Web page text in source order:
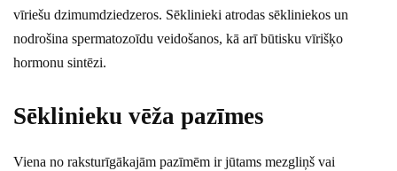
vīriešu dzimumdziedzeros. Sēklinieki atrodas sēkliniekos un
nodrošina spermatozoīdu veidošanos, kā arī būtisku vīrišķo
hormonu sintēzi.
Sēklinieku vēža pazīmes
Viena no raksturīgākajām pazīmēm ir jūtams mezgliņš vai